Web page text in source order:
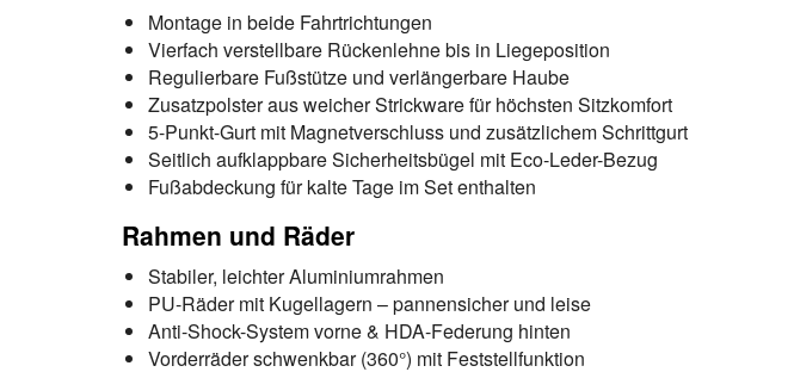
Montage in beide Fahrtrichtungen
Vierfach verstellbare Rückenlehne bis in Liegeposition
Regulierbare Fußstütze und verlängerbare Haube
Zusatzpolster aus weicher Strickware für höchsten Sitzkomfort
5-Punkt-Gurt mit Magnetverschluss und zusätzlichem Schrittgurt
Seitlich aufklappbare Sicherheitsbügel mit Eco-Leder-Bezug
Fußabdeckung für kalte Tage im Set enthalten
Rahmen und Räder
Stabiler, leichter Aluminiumrahmen
PU-Räder mit Kugellagern – pannensicher und leise
Anti-Shock-System vorne & HDA-Federung hinten
Vorderräder schwenkbar (360°) mit Feststellfunktion